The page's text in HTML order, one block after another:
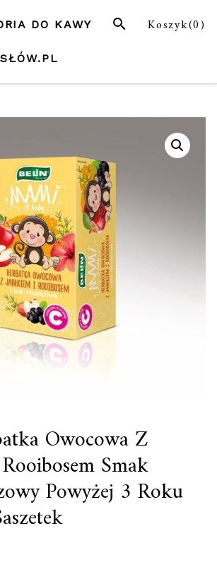
Koszyk(0)
SZUKAJ
DO KAWY
Owocowa Z
Smak
Powyżej 3 Roku